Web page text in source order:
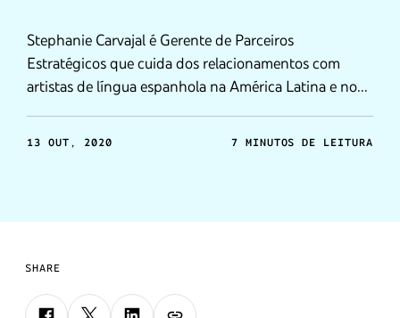
Stephanie Carvajal é Gerente de Parceiros
Estratégicos que cuida dos relacionamentos com
artistas de língua espanhola na América Latina e nos
13 OUT, 2020 7 MINUTOS DE LEITURA
SHARE